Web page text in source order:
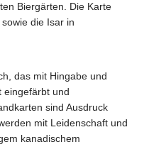
Biergärten. Die Karte
die Isar in
das mit Hingabe und
eingefärbt und
sind Ausdruck
mit Leidenschaft und
kanadischem